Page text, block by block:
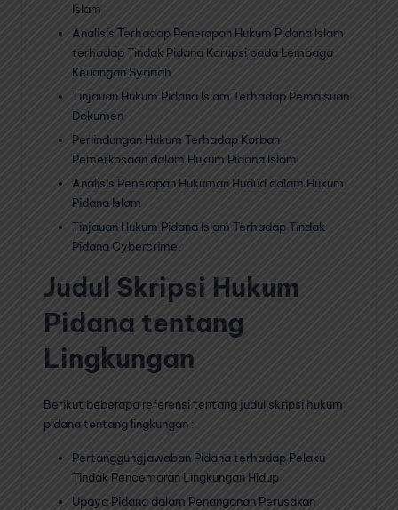
Islam
Analisis Terhadap Penerapan Hukum Pidana Islam
terhadap Tindak Pidana Korupsi pada Lembaga
Keuangan Syariah
Tinjauan Hukum Pidana Islam Terhadap Pemalsuan
Dokumen
Perlindungan Hukum Terhadap Korban
Pemerkosaan dalam Hukum Pidana Islam
Analisis Penerapan Hukuman Hudud dalam Hukum
Pidana Islam
Tinjauan Hukum Pidana Islam Terhadap Tindak
Pidana Cybercrime.
Judul Skripsi Hukum
Pidana tentang
Lingkungan
Berikut beberapa referensi tentang judul skripsi hukum
pidana tentang lingkungan :
Pertanggungjawaban Pidana terhadap Pelaku
Tindak Pencemaran Lingkungan Hidup
Upaya Pidana dalam Penanganan Perusakan